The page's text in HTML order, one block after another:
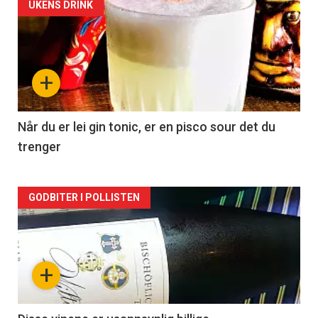
Forsiden
akkurat
nå
-
2
+
UKENS DRINK
Når du er lei gin tonic, er en pisco sour det du
trenger
Forsiden
akkurat
nå+
GODBITER I POLLISTEN